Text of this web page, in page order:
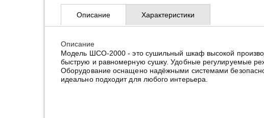
Описание Характеристики
Описание
Модель ШСО-2000 - это сушильный шкаф высокой
быструю и равномерную сушку. Удобные регулируемые
Оборудование оснащено надёжными системами
идеально подходит для любого интерьера.